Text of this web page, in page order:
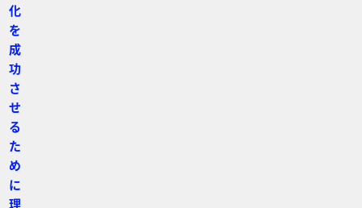
化
を
成
功
さ
せ
る
た
め
に
理